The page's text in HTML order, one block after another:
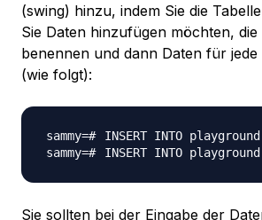
(swing) hinzu, indem Sie die
Sie Daten hinzufügen möchten, die
benennen und dann Daten für jede
(wie folgt):
INSERT INTO playground
INSERT INTO playground
Sie sollten bei der Eingabe der